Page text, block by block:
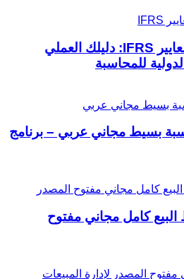
الخرائط الذهنية لمعايير IFRS: دليلك العملي
للمحاسبة
بسيط مجاني عربي – برنامج
البيع كامل مجاني مفتوح